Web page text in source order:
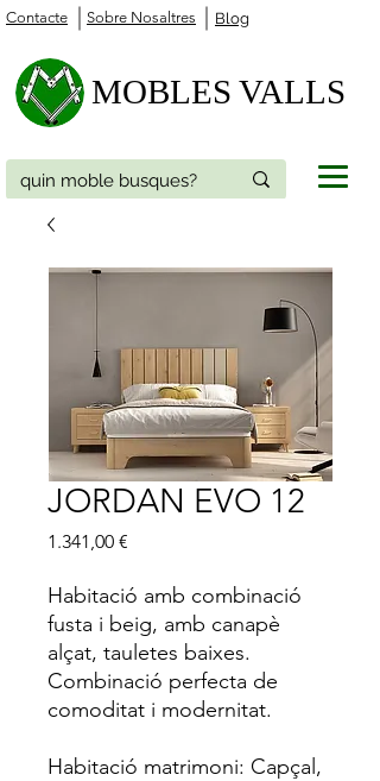
Contacte Blog
Sobre Nosaltres
MOBLES VALLS
JORDAN EVO 12
1.341,00 €
Habitació amb combinació
fusta i beig, amb canapè
alçat, tauletes baixes.
Combinació perfecta de
comoditat i modernitat.
Habitació matrimoni: Capçal,